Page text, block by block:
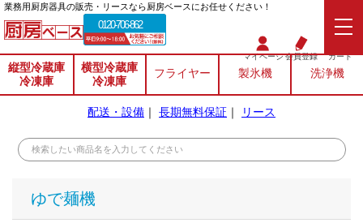
業務⽤厨房器具の販売・リースなら厨房ベースにお任せください！
0120-706-862
マイページ会員登録 カート
縦型冷蔵庫
冷凍庫
横型冷蔵庫
冷凍庫
フライヤー 製氷機 洗浄機
配送・設備 ｜ 長期無料保証 ｜ リース
ゆで麺機